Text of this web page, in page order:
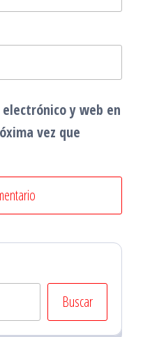
y web en
vez que
Buscar